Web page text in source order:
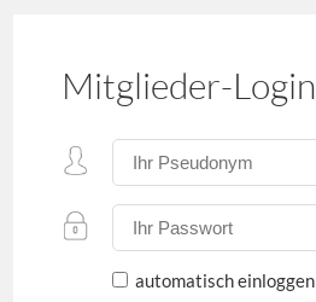
Mitglieder-Login
automatisch einloggen